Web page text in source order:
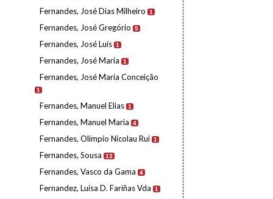
Fernandes, José Dias Milheiro 1
Fernandes, José Gregório 5
Fernandes, José Luís 1
Fernandes, José Maria 1
Fernandes, José Maria Conceição
1
Fernandes, Manuel Elias 1
Fernandes, Manuel Maria 4
Fernandes, Olímpio Nicolau Rui 1
Fernandes, Sousa 13
Fernandes, Vasco da Gama 4
Fernandez, Luísa D. Fariñas Vda 1